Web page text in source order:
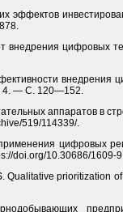
эффектов
внедрения цифровых
внедрения
4. — С. 120—152.
аппаратов в
519/114339/.
цифровых
10.30686/1609-
Qualitative